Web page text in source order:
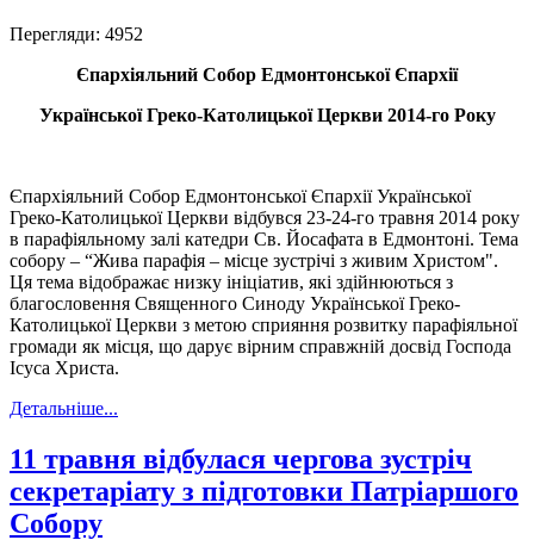
Перегляди: 4952
Єпархіяльний Собор ЕдмонтонськоїЄпархії
Української Греко-Католицької Церкви 2014-гоРоку
Єпархіяльний Собор Едмонтонської Єпархії Української
Греко-Католицької Церкви відбувся 23-24-го травня 2014 року
в парафіяльному залі катедри Св. Йосафата в Едмонтоні. Тема
собору – “Жива парафія – місце зустрічі з живим Христом".
Ця тема відображає низку ініціатив, які здійнюються з
благословення Священного Синоду Української Греко-
Католицької Церкви з метою сприяння розвитку парафіяльної
громади як місця, що дарує вірним справжній досвід Господа
Ісуса Христа.
Детальніше...
11 травня відбулася чергова зустріч
секретаріату з підготовки Патріаршого
Собору